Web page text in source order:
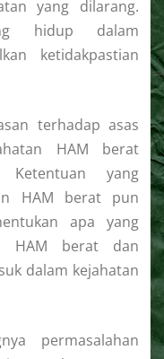
yang dilarang.
hidup dalam
ketidakpastian
terhadap asas
HAM berat
Ketentuan yang
HAM berat pun
apa yang
HAM berat dan
dalam kejahatan
permasalahan